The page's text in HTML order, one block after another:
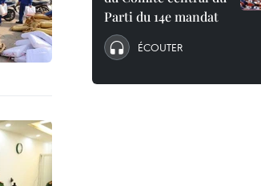
Parti du 14e mandat
ÉCOUTER